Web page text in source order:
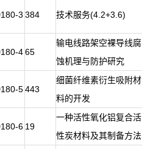
3 384 技术服务(4.2+3.6)
465
输电线路架空裸导线腐
蚀机理与防护研究
5443
细菌纤维素衍生吸附材
料的开发
6 19
一种活性氧化铝复合活
性炭材料及其制备方法